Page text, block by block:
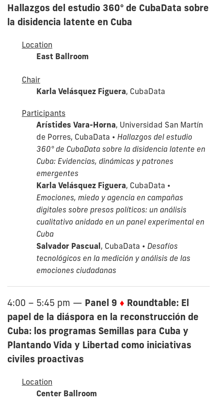
Hallazgos del estudio 360° de CubaData sobre
la disidencia latente en Cuba
Location
East Ballroom
Chair
Karla Velásquez Figuera, CubaData
Participants
Arístides Vara-Horna, Universidad San Martín
de Porres, CubaData • Hallazgos del estudio
360° de CubaData sobre la disidencia latente en
Cuba: Evidencias, dinámicas y patrones
emergentes
Karla Velásquez Figuera, CubaData •
Emociones, miedo y agencia en campañas
digitales sobre presos políticos: un análisis
cualitativo anidado en un panel experimental en
Cuba
Salvador Pascual, CubaData • Desafíos
tecnológicos en la medición y análisis de las
emociones ciudadanas
4:00 – 5:45 pm — Panel 9 ♦ Roundtable: El
papel de la diáspora en la reconstrucción de
Cuba: los programas Semillas para Cuba y
Plantando Vida y Libertad como iniciativas
civiles proactivas
Location
Center Ballroom